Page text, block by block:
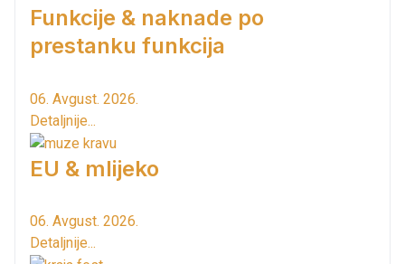
Funkcije & naknade po
prestanku funkcija
06. Avgust. 2026.
Detaljnije...
EU & mlijeko
06. Avgust. 2026.
Detaljnije...